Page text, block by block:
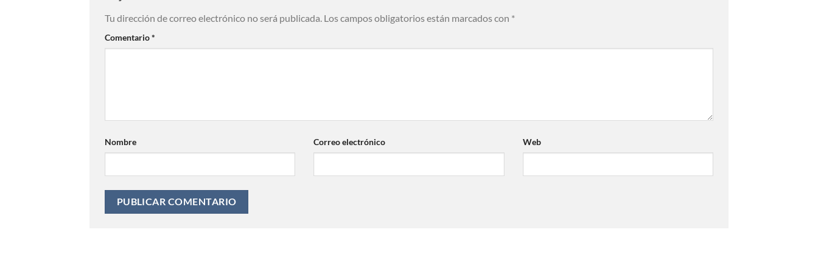
Tu dirección de correo electrónico no será publicada. Los campos obligatorios están marcados con *
Comentario*
Nombre Correo electrónico Web